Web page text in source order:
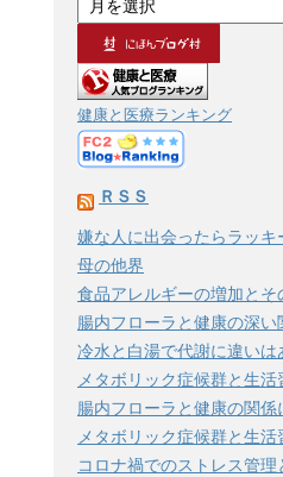
ー
カ
イ
ブ
健康と医療ランキング
ＲＳＳ
嫌な人に出会ったらラッキ
母の他界
食品アレルギーの増加とそ
腸内フローラと健康の深い
冷水と白湯で代謝に違いは
メタボリック症候群と生
腸内フローラと健康の関係
メタボリック症候群と生
コロナ禍でのストレス管理